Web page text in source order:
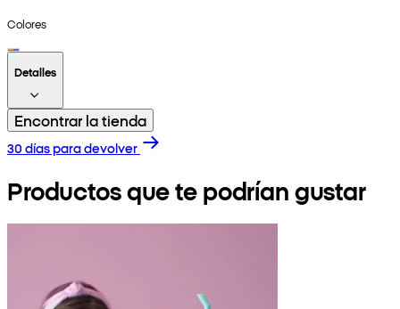
Colores
Detalles
Encontrar la tienda
30 días para devolver
Productos que te podrían gustar